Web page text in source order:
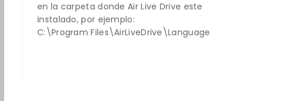
en la carpeta donde Air Live Drive este
instalado, por ejemplo:
C:\Program Files\AirLiveDrive\Language